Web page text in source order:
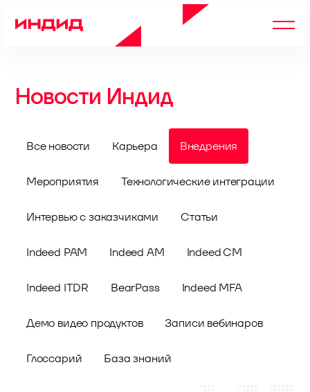
Новости Индид
Все новости Карьера
База знаний
Внедрения
Мероприятия Технологические интеграции
Интервью с заказчиками Статьи
Indeed PAM Indeed AM Indeed CM
Indeed ITDR BearPass Indeed MFA
Демо видео продуктов Записи вебинаров
Глоссарий